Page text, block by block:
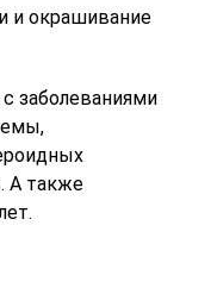
и окрашивание
заболеваниями
А также